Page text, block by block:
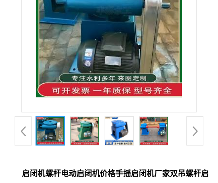
启闭机螺杆电动启闭机价格手摇启闭机厂家双吊螺杆启